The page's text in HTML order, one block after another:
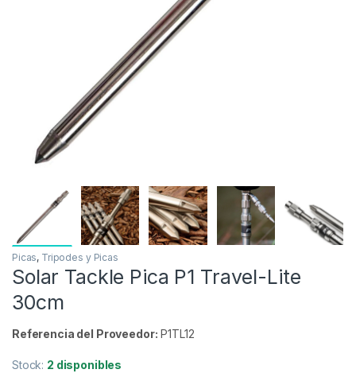
Picas, Tripodes y Picas
Solar Tackle Pica P1 Travel-Lite
30cm
Referencia del Proveedor: P1TL12
Stock: 2 disponibles